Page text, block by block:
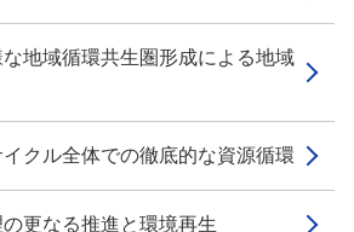
地域循環共生圏形成による地域
クル全体での徹底的な資源循環
更なる推進と環境再生